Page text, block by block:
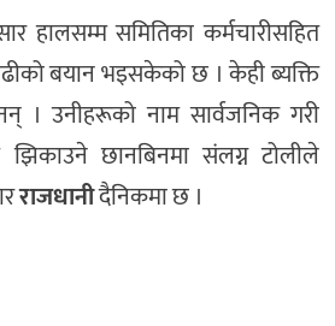
हालसम्म समितिका कर्मचारीसहित
बयान भइसकेको छ । केही ब्यक्ति
। उनीहरूको नाम सार्वजनिक गरी
झिकाउने छानबिनमा संलग्न टोलीले
राजधानीदैनिकमा छ ।